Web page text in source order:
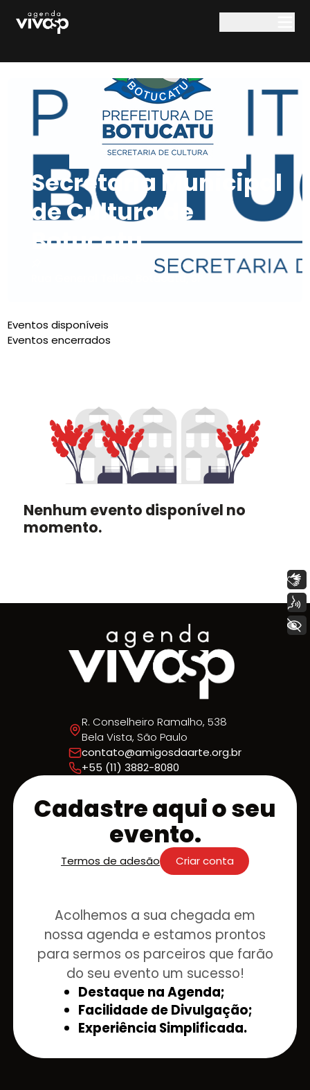
Secretaria Municipal
de Cultura de
Botucatu
Botucatu ,
Eventos disponíveis
Eventos encerrados
Nenhum evento disponível no
momento.
R. Conselheiro Ramalho, 538
Bela Vista, São Paulo
contato@amigosdaarte.org.br
+55 (11) 3882-8080
Cadastre aqui o seu
evento.
Termos de adesão Criar conta
Acolhemos a sua chegada em
nossa agenda e estamos prontos
para sermos os parceiros que farão
do seu evento um sucesso!
Destaque na Agenda;
Facilidade de Divulgação;
Experiência Simplificada.
Voz
+ Acessibilidade